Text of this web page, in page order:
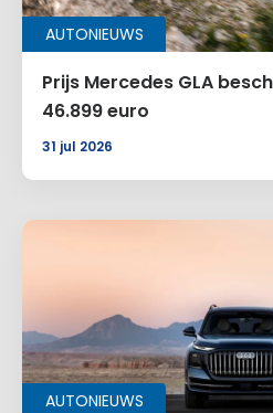
AUTONIEUWS
Prijs Mercedes GLA
46.899 euro
31 jul 2026
AUTONIEUWS